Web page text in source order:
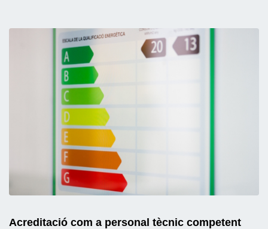
Acreditació com a personal tècnic competent